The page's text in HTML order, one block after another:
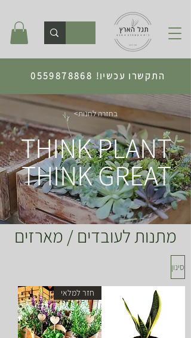
התקשרו עכשיו! 0559878868
<בחזרה לחנות
THINK PLANT
THINK GREAT
מתנות לעובדים / מארזים
סינון
חזר למלאי